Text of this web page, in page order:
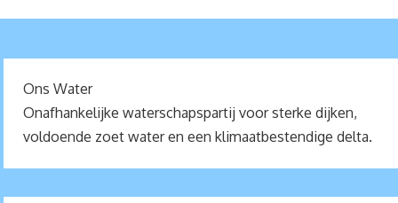
Ons Water
Onafhankelijke waterschapspartij voor sterke dijken,
voldoende zoet water en een klimaatbestendige delta.